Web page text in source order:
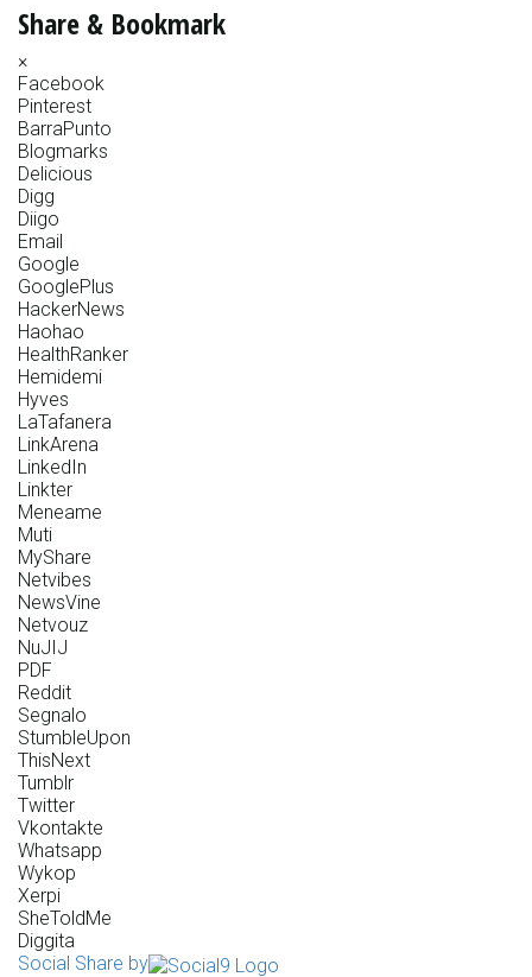
Share & Bookmark
×
Facebook
Pinterest
BarraPunto
Blogmarks
Delicious
Digg
Diigo
Email
Google
GooglePlus
HackerNews
Haohao
HealthRanker
Hemidemi
Hyves
LaTafanera
LinkArena
LinkedIn
Linkter
Meneame
Muti
MyShare
Netvibes
NewsVine
Netvouz
NuJIJ
PDF
Reddit
Segnalo
StumbleUpon
ThisNext
Tumblr
Twitter
Vkontakte
Whatsapp
Wykop
Xerpi
SheToldMe
Diggita
Social Share by